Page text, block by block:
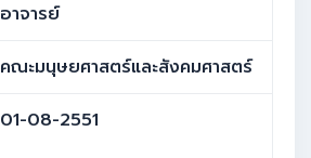
อาจารย์
คณะมนุษยศาสตร์และสังคมศาสตร์
01-08-2551